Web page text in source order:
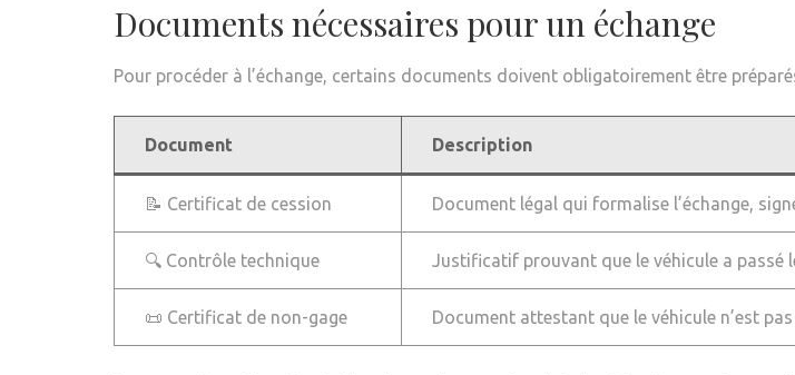
Documents nécessaires pour un échange
Pour procéder à l’échange, certains documents doivent obligatoirement être
Document Description
📝 Certificat de cession Document légal qui formalise l’échange,
🔍 Contrôle technique Justificatif prouvant que le véhicule a passé
📜 Certificat de non-gage Document attestant que le véhicule n’est